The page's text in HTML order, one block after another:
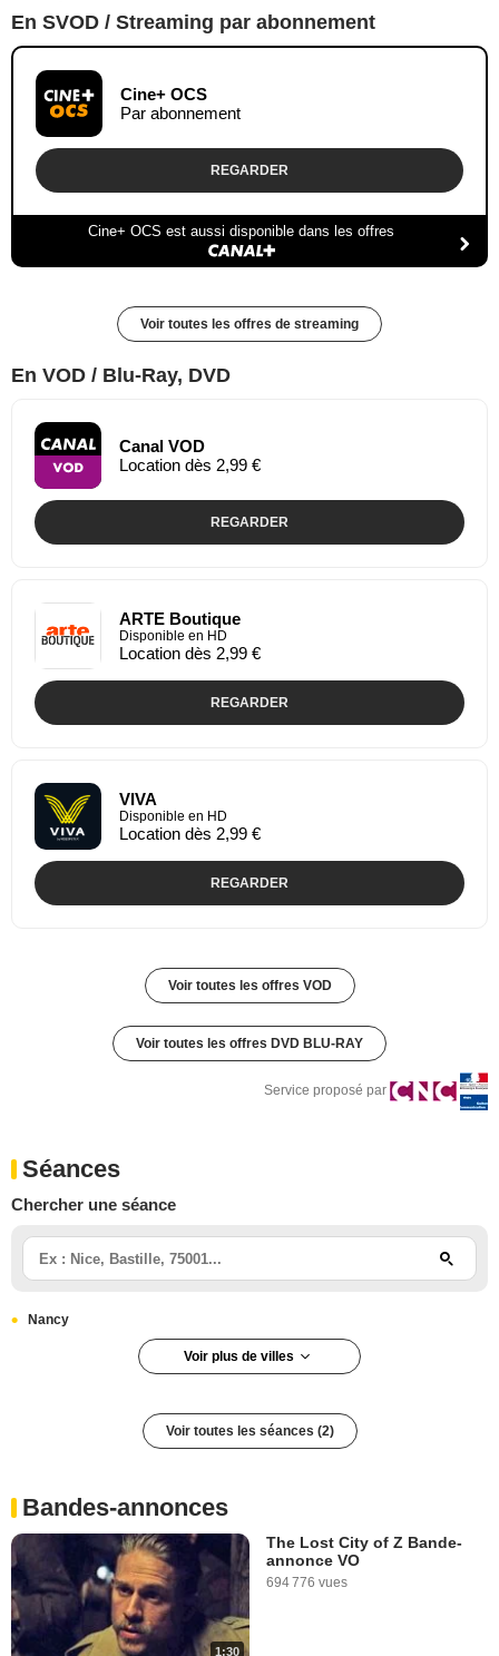
En SVOD / Streaming par abonnement
Cine+ OCS
Par abonnement
REGARDER
Cine+ OCS est aussi disponible dans les offres
Voir toutes les offres de streaming
En VOD / Blu-Ray, DVD
Canal VOD
Location dès 2,99 €
REGARDER
ARTE Boutique
Disponible en HD
Location dès 2,99 €
REGARDER
VIVA
Disponible en HD
Location dès 2,99 €
REGARDER
Voir toutes les offres VOD
Voir toutes les offres DVD BLU-RAY
Service proposé par
Séances
Chercher une séance
Nancy
Voir plus de villes
Voir toutes les séances (2)
Bandes-annonces
1:30
The Lost City of Z Bande-
annonce VO
694 776 vues